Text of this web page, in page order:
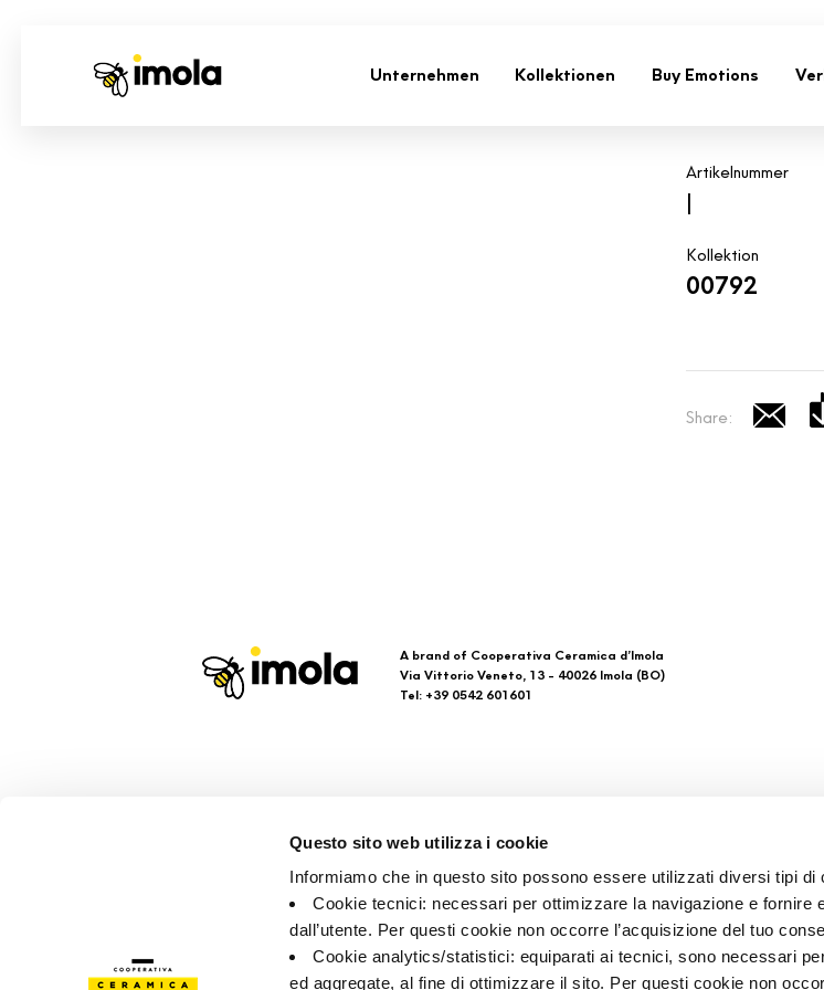
Questo sito web utilizza i cookie
Informiamo che in questo sito possono essere utilizzati diversi tipi di
Cookie tecnici: necessari per ottimizzare la navigazione e fornire
dall’utente. Per questi cookie non occorre l’acquisizione del tuo
Cookie analytics/statistici: equiparati ai tecnici, sono necessari
ed aggregate, al fine di ottimizzare il sito. Per questi cookie non
Unternehmen Kollektionen Buy Emotions
Artikelnummer
|
Kollektion
00792
Share:
A brand of Cooperativa Ceramica d’Imola
Via Vittorio Veneto, 13 - 40026 Imola (BO)
Tel: +39 0542 601601
Kontakt
Verkaufsstellen
Ti imolo App